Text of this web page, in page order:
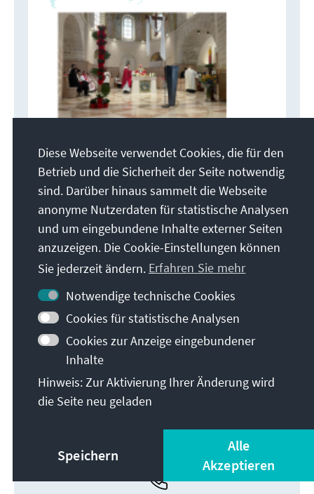
Christen in Israel
Herunterladen
Diese Webseite verwendet Cookies, die für den
Betrieb und die Sicherheit der Seite notwendig
sind. Darüber hinaus sammelt die Webseite
anonyme Nutzerdaten für statistische Analysen
und um eingebundene Inhalte externer Seiten
anzuzeigen. Die Cookie-Einstellungen können
Sie jederzeit ändern. Erfahren Sie mehr
Notwendige technische Cookies
Cookies für statistische Analysen
Cookies zur Anzeige eingebundener
Inhalte
Hinweis: Zur Aktivierung Ihrer Änderung wird
die Seite neu geladen
Speichern
Alle
Akzeptieren